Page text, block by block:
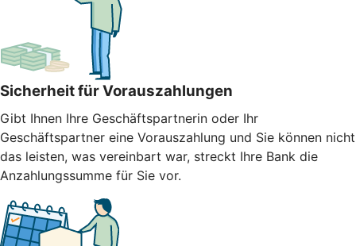
Sicherheit für Vorauszahlungen
Gibt Ihnen Ihre Geschäftspartnerin oder Ihr
Geschäftspartner eine Vorauszahlung und Sie können nicht
das leisten, was vereinbart war, streckt Ihre Bank die
Anzahlungssumme für Sie vor.